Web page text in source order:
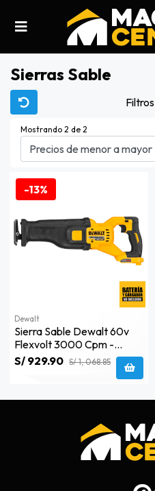
Sierras Sable
Filtros
Mostrando 2 de 2
-13%
Dewalt
Sierra Sable Dewalt 60v
Flexvolt 3000 Cpm -
Dcs389b-B3
S/ 929.90 S/ 1, 068.85